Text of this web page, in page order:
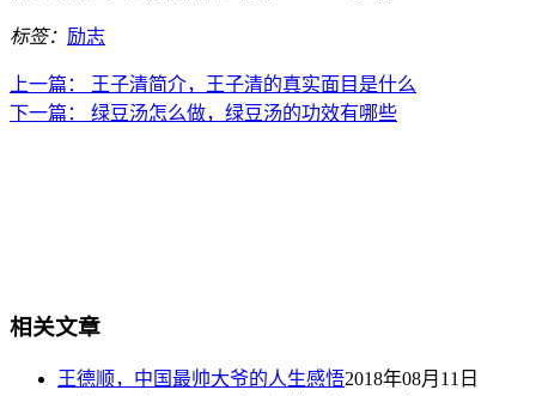
标签： 励志
上一篇：
王子清简介，王子清的真实面目是什么
下一篇：
绿豆汤怎么做，绿豆汤的功效有哪些
相关文章
王德顺，中国最帅大爷的人生感悟2018年08月11日